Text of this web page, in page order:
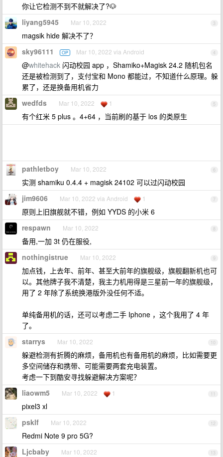
你让它检测不到不就解决了?🐶
3
liyang5945 Mar 10, 2022
magsik hide 解决不了？
4
sky96111 OP Mar 10, 2022 via Android
@whitehack 闪动校园 app ，Shamiko+Magisk 24.2 随机包名
还是被检测到了，支付宝和 Mono 都能过，不知道什么原理。躲
累了，还是换备用机省力
5
wedfds Mar 10, 2022 1
有个红米 5 plus 。4+64 ，当前刷的基于 los 的类原生
6
pathletboy Mar 10, 2022
实测 shamiku 0.4.4 + magisk 24102 可以过闪动校园
7
jim9606 Mar 10, 2022 via Android 1
原则上旧旗舰就不错，例如 YYDS 的小米 6
8
respawn Mar 10, 2022
备用,一加 3t 仍在服役,
9
nothingistrue Mar 10, 2022
加点钱，上去年、前年、甚至大前年的旗舰级，旗舰翻新机也可
以。其他牌子我不清楚，我主力机用得是三星前一年的旗舰级，
用了 2 年除了系统换港版外没任何不适。
单纯备用机的话，还可以考虑二手 Iphone ，这个我用了 4 年
了。
10
starrys Mar 10, 2022
躲避检测有折腾的麻烦，备用机也有备用机的麻烦，比如需要更
多空间储存和携带、可能需要两套充电装置。
考虑一下到酷安寻找躲避解决方案呢？
11
liaowm5 Mar 10, 2022 1
pixel3 xl
12
psklf Mar 10, 2022
Redmi Note 9 pro 5G?
13
Ljcbaby Mar 10, 2022